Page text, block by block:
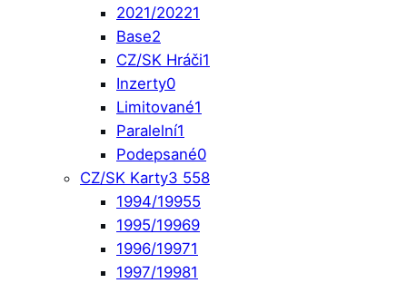
2021/20221
Base2
CZ/SK Hráči1
Inzerty0
Limitované1
Paralelní1
Podepsané0
CZ/SK Karty3 558
1994/19955
1995/19969
1996/19971
1997/19981